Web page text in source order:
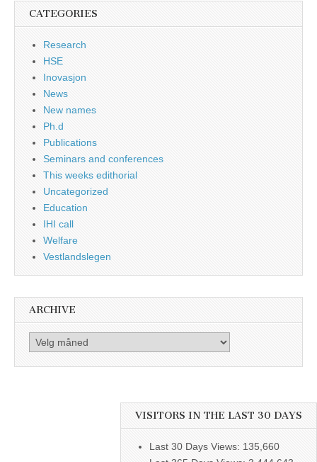
CATEGORIES
Research
HSE
Inovasjon
News
New names
Ph.d
Publications
Seminars and conferences
This weeks edithorial
Uncategorized
Education
IHI call
Welfare
Vestlandslegen
ARCHIVE
Archive
VISITORS IN THE LAST 30 DAYS
Last 30 Days Views: 135,660